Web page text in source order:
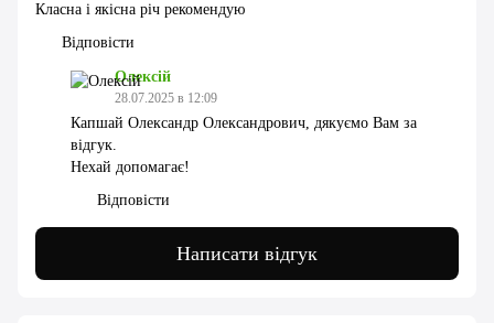
Класна і якісна річ рекомендую
Відповісти
Олексій
28.07.2025 в 12:09
Капшай Олександр Олександрович, дякуємо Вам за
відгук.
Нехай допомагає!
Відповісти
Написати відгук